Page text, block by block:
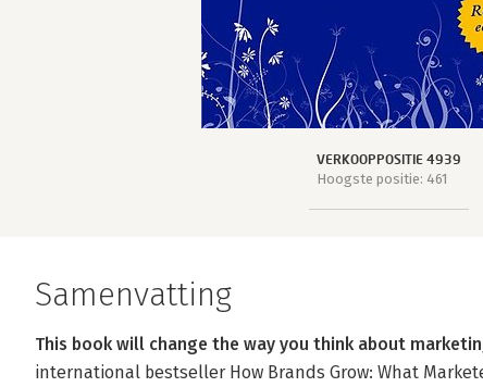
VERKOOPPOSITIE 4939
Hoogste positie: 461
Samenvatting
This book will change the way you think about
international bestseller How Brands Grow: What